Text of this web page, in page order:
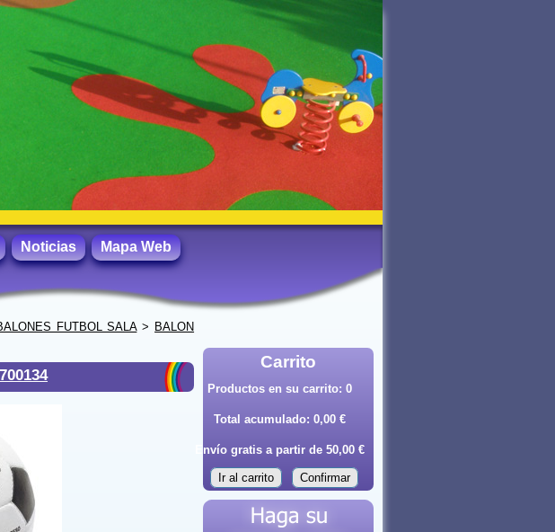
Noticias Mapa Web
FUTBOL SALA> BALON
Carrito
Productos en su carrito: 0
Total acumulado: 0,00 €
Envío gratis a partir de 50,00 €
Ir al carrito Confirmar